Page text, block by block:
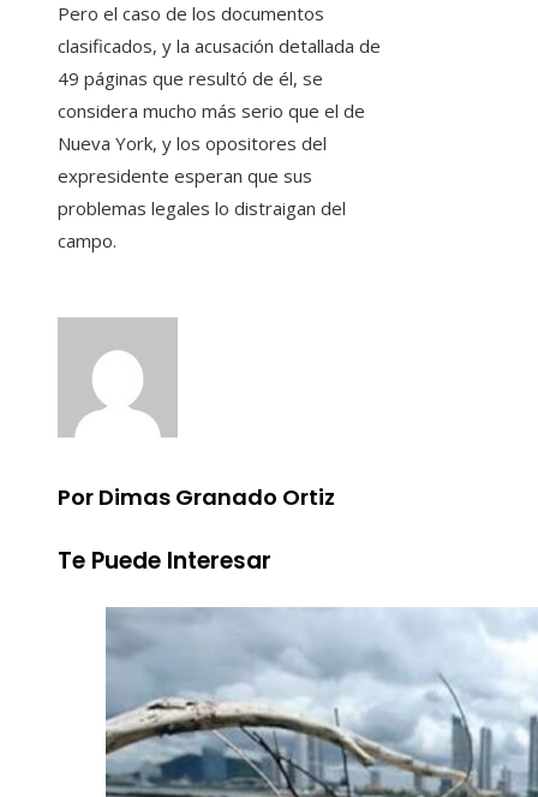
Pero el caso de los documentos
clasificados, y la acusación detallada de
49 páginas que resultó de él, se
considera mucho más serio que el de
Nueva York, y los opositores del
expresidente esperan que sus
problemas legales lo distraigan del
campo.
Por Dimas Granado Ortiz
Te Puede Interesar